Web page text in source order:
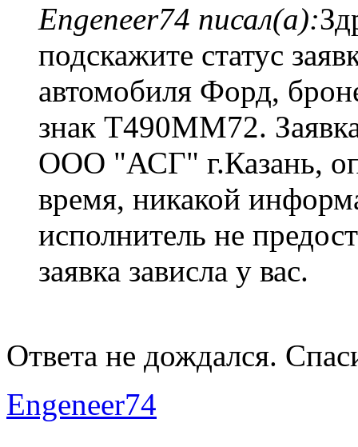
Engeneer74 писал(а):
подскажите статус
автомобиля Форд,
знак Т490ММ72.
ООО "АСГ" г.Казань,
время, никакой
исполнитель не
заявка зависла у вас.
Ответа не дождался.
Engeneer74